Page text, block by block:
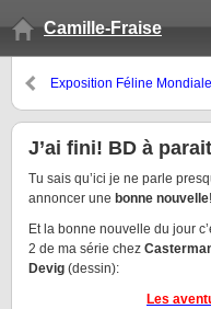
Camille-Fraise
Exposition Féline
J’ai fini! BD à
Tu sais qu’ici je ne parle
annoncer une bonne nouvelle
Et la bonne nouvelle du jour
2 de ma série chez
Devig (dessin):
Les